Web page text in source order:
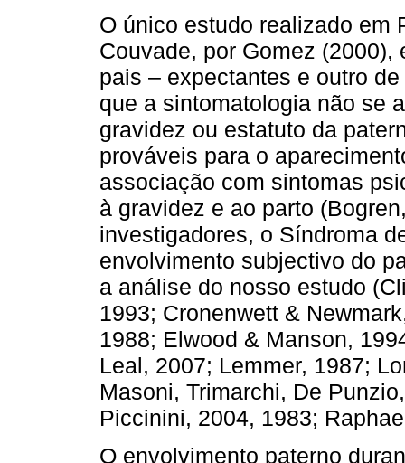
O único estudo realizado em
Couvade, por Gomez
pais – expectantes e outro
que a sintomatologia não se
gravidez ou estatuto da
prováveis para o
associação com sintomas
à gravidez e ao parto
investigadores, o Síndroma
envolvimento subjectivo do
a análise do nosso estudo
1993; Cro­nenwett &
1988; Elwood & Manson,
Leal, 2007; Lemmer, 1987;
Masoni, Trimarchi, De
Piccinini, 2004, 1983;
O envolvimento paterno